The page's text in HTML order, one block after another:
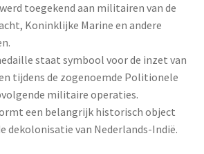
toegekend aan militairen van de
Koninklijke Marine en andere
staat symbool voor de inzet van
tijdens de zogenoemde Politionele
militaire operaties.
een belangrijk historisch object
dekolonisatie van Nederlands-Indië.